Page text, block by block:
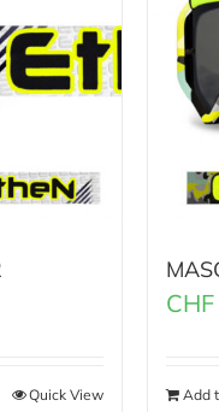
Quick View
CHF
Add